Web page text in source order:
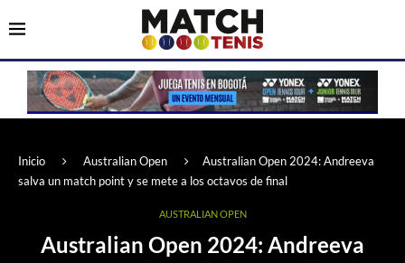
Inicio Australian Open
Australian Open 2024: Andreeva
salva un match point y se mete a los octavos de final
AUSTRALIAN OPEN
Australian Open 2024: Andreeva